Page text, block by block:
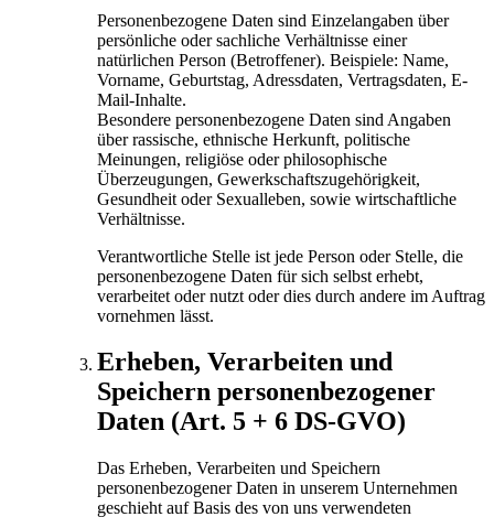
Personenbezogene Daten sind Einzelangaben über
persönliche oder sachliche Verhältnisse einer
natürlichen Person (Betroffener). Beispiele: Name,
Vorname, Geburtstag, Adressdaten, Vertragsdaten, E-
Mail-Inhalte.
Besondere personenbezogene Daten sind Angaben
über rassische, ethnische Herkunft, politische
Meinungen, religiöse oder philosophische
Überzeugungen, Gewerkschaftszugehörigkeit,
Gesundheit oder Sexualleben, sowie wirtschaftliche
Verhältnisse.
Verantwortliche Stelle ist jede Person oder Stelle, die
personenbezogene Daten für sich selbst erhebt,
verarbeitet oder nutzt oder dies durch andere im Auftrag
vornehmen lässt.
Erheben, Verarbeiten und
Speichern personenbezogener
Daten (Art. 5 + 6 DS-GVO)
Das Erheben, Verarbeiten und Speichern
personenbezogener Daten in unserem Unternehmen
geschieht auf Basis des von uns verwendeten